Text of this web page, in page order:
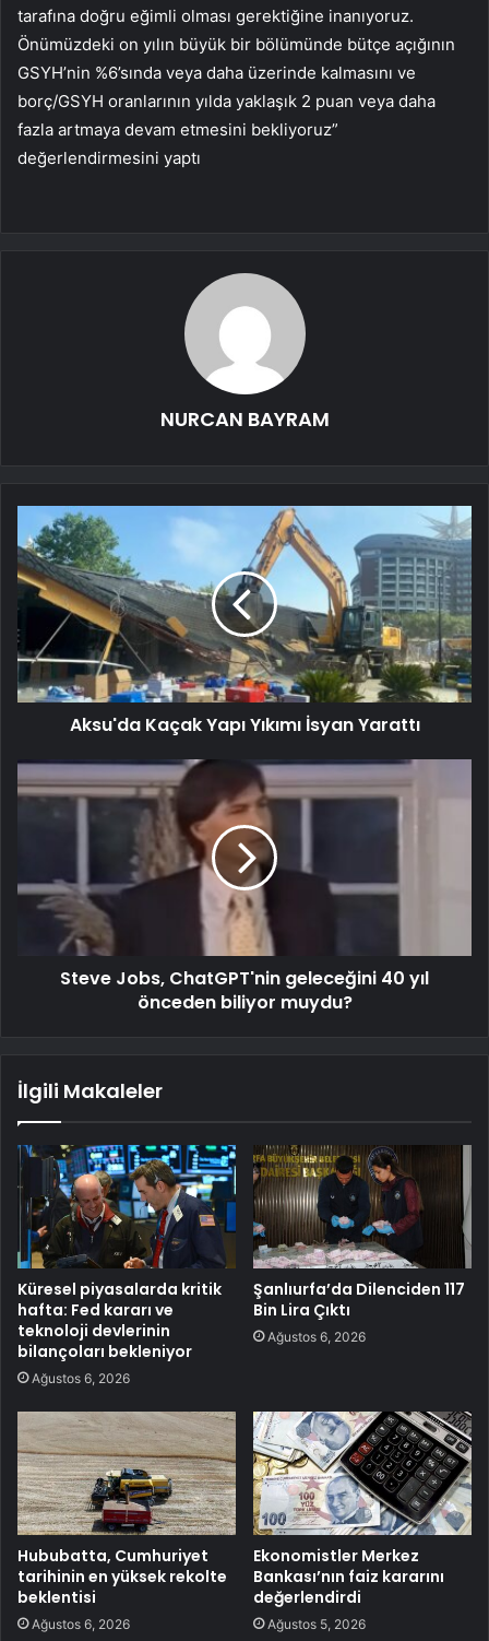
tarafına doğru eğimli olması gerektiğine inanıyoruz.
Önümüzdeki on yılın büyük bir bölümünde bütçe açığının
GSYH’nin %6’sında veya daha üzerinde kalmasını ve
borç/GSYH oranlarının yılda yaklaşık 2 puan veya daha
fazla artmaya devam etmesini bekliyoruz”
değerlendirmesini yaptı
NURCAN BAYRAM
Aksu'da Kaçak Yapı Yıkımı İsyan Yarattı
Steve Jobs, ChatGPT'nin geleceğini 40 yıl
önceden biliyor muydu?
İlgili Makaleler
Küresel piyasalarda kritik
hafta: Fed kararı ve
teknoloji devlerinin
bilançoları bekleniyor
Ağustos 6, 2026
Şanlıurfa’da Dilenciden 117
Bin Lira Çıktı
Ağustos 6, 2026
Hububatta, Cumhuriyet
tarihinin en yüksek rekolte
beklentisi
Ağustos 6, 2026
Ekonomistler Merkez
Bankası’nın faiz kararını
değerlendirdi
Ağustos 5, 2026